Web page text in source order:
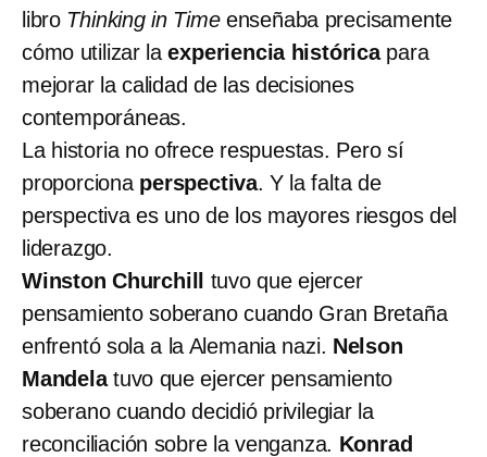
libro Thinking in Timeenseñaba precisamente
cómo utilizar laexperiencia histórica para
mejorar la calidad de las decisiones
contemporáneas.
La historia no ofrece respuestas. Pero sí
proporciona perspectiva. Y la falta de
perspectiva es uno de los mayores riesgos del
liderazgo.
Winston Churchill
tuvo que ejercer
pensamiento soberano cuando Gran Bretaña
enfrentó sola a la Alemania nazi. Nelson
Mandelatuvo que ejercer pensamiento
soberano cuando decidió privilegiar la
reconciliación sobre la venganza. Konrad